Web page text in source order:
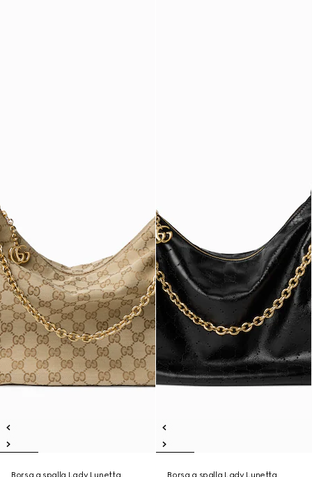
Borsa a spalla Lady Lunetta
Borsa a spalla Lady Lunetta